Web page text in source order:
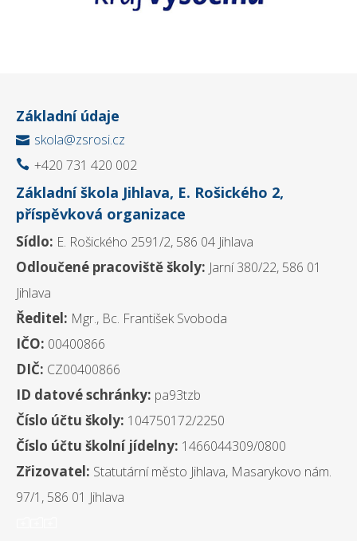
Základní údaje
 skola@zsrosi.cz
 +420 731 420 002
Základní škola Jihlava, E. Rošického 2,
příspěvková organizace
Sídlo: E. Rošického 2591/2, 586 04 Jihlava
Odloučené pracoviště školy: Jarní 380/22, 586 01
Jihlava
Ředitel: Mgr., Bc. František Svoboda
IČO: 00400866
DIČ: CZ00400866
ID datové schránky: pa93tzb
Číslo účtu školy: 104750172/2250
Číslo účtu školní jídelny: 1466044309/0800
Zřizovatel: Statutární město Jihlava, Masarykovo nám.
97/1, 586 01 Jihlava